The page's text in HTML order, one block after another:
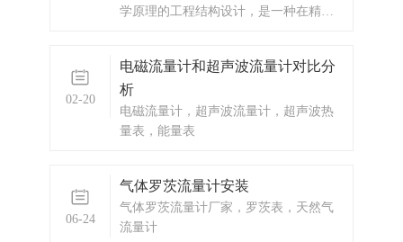
学原理的工程结构设计，是一种在精
头后部产生部分真空，并在探头的两侧
出现旋涡。
02-20
电磁流量计和超声波流量计对比分
析
电磁流量计，超声波流量计，超声波热
量表，能量表
06-24
气体罗茨流量计安装
气体罗茨流量计厂家，罗茨表，天然气
流量计